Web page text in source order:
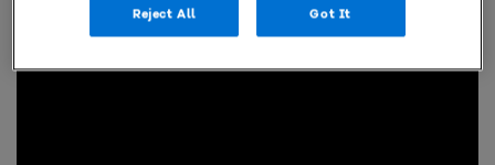
Reject All Got It